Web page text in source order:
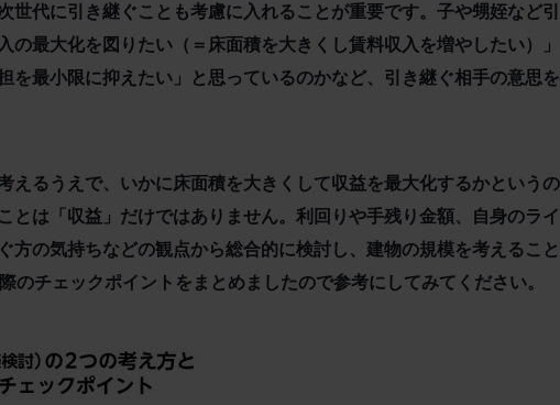
世代に引き継ぐことも考慮に入れることが重要です。子や甥姪など引
最大化を図りたい（＝床面積を大きくし賃料収入を増やしたい）」
を最小限に抑えたい」と思っているのかなど、引き継ぐ相手の意思
るうえで、いかに床面積を大きくして収益を最大化するかという
は「収益」だけではありません。利回りや手残り金額、自身のラ
方の気持ちなどの観点から総合的に検討し、建物の規模を考えるこ
チェックポイントをまとめましたので参考にしてみてください。